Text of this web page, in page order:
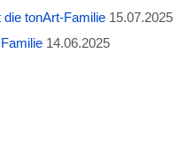
die tonArt-Familie 15.07.2025
14.06.2025